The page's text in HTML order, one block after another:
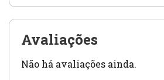
Avaliações
Não há avaliações ainda.